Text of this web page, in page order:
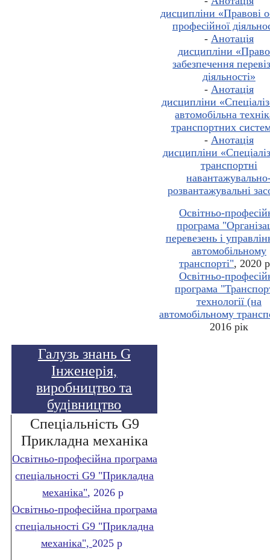
дисципліни «Правові
професійної
- Анотація
дисципліни
забезпечення
діяльності»
- Анотація
дисципліни «
автомобільна
транспортних
- Анотація
дисципліни «
транспортні
розвантажувальні
Освітньо-
програма
перевезень і
автомобільному
транспорті", 2020
Освітньо-
програма
технології (на
автомобільному
2016 рік
Галузь знань G
Інженерія,
виробництво та
будівництво
Спеціальність G9
Прикладна механіка
Освітньо-професійна програма
спеціальності G9 "Прикладна
механіка", 2026 р
Освітньо-професійна програма
спеціальності G9 "Прикладна
механіка", 2025 р